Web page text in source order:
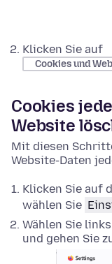
Klicken Sie auf
Cookies und
Cookies
Website
Mit diesen
Website-Daten
Klicken Sie auf
wählen Sie
Wählen Sie links
und gehen Sie